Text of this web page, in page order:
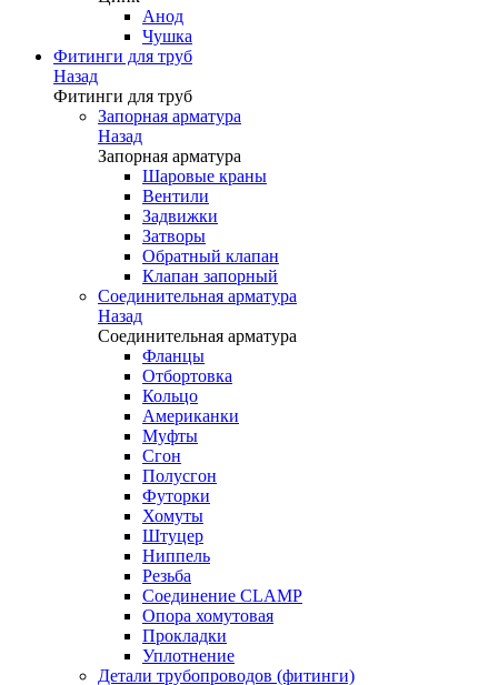
Анод
Чушка
Фитинги для труб
Назад
Фитинги для труб
Запорная арматура
Назад
Запорная арматура
Шаровые краны
Вентили
Задвижки
Затворы
Обратный клапан
Клапан запорный
Соединительная арматура
Назад
Соединительная арматура
Фланцы
Отбортовка
Кольцо
Американки
Муфты
Сгон
Полусгон
Футорки
Хомуты
Штуцер
Ниппель
Резьба
Соединение CLAMP
Опора хомутовая
Прокладки
Уплотнение
Детали трубопроводов (фитинги)